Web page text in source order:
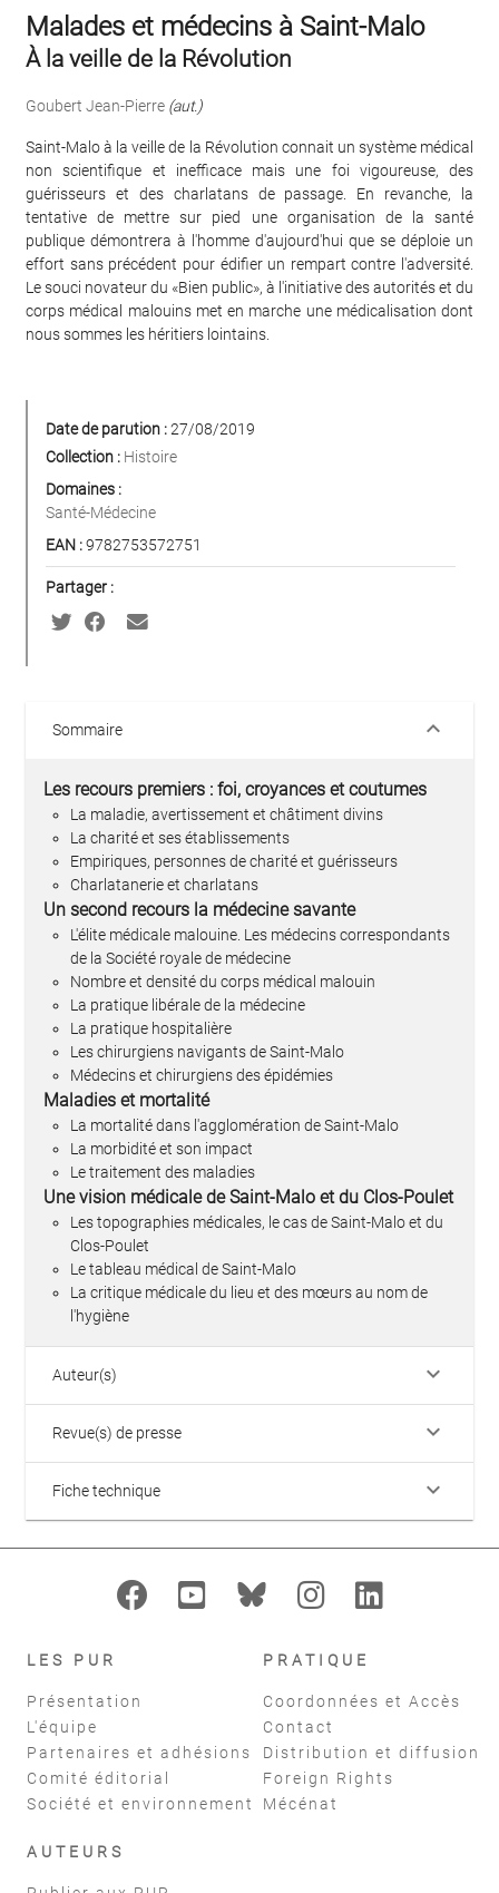
Malades et médecins à Saint-Malo
À la veille de la Révolution
Goubert Jean-Pierre (aut.)
Saint-Malo à la veille de la Révolution connait un système médical
non scientifique et inefficace mais une foi vigoureuse, des
guérisseurs et des charlatans de passage. En revanche, la
tentative de mettre sur pied une organisation de la santé
publique démontrera à l'homme d'aujourd'hui que se déploie un
effort sans précédent pour édifier un rempart contre l'adversité.
Le souci novateur du «Bien public», à l'initiative des autorités et du
corps médical malouins met en marche une médicalisation dont
nous sommes les héritiers lointains.
Date de parution :27/08/2019
Collection : Histoire
Domaines :
Santé-Médecine
EAN :9782753572751
Partager :
Sommaire keyboard_arrow_down
Les recours premiers : foi, croyances et coutumes
La maladie, avertissement et châtiment divins
La charité et ses établissements
Empiriques, personnes de charité et guérisseurs
Charlatanerie et charlatans
Un second recours la médecine savante
L'élite médicale malouine. Les médecins correspondants
de la Société royale de médecine
Nombre et densité du corps médical malouin
La pratique libérale de la médecine
La pratique hospitalière
Les chirurgiens navigants de Saint-Malo
Médecins et chirurgiens des épidémies
Maladies et mortalité
La mortalité dans l'agglomération de Saint-Malo
La morbidité et son impact
Le traitement des maladies
Une vision médicale de Saint-Malo et du Clos-Poulet
Les topographies médicales, le cas de Saint-Malo et du
Clos-Poulet
Le tableau médical de Saint-Malo
La critique médicale du lieu et des mœurs au nom de
l'hygiène
Auteur(s) keyboard_arrow_down
Revue(s) de presse keyboard_arrow_down
Fiche technique keyboard_arrow_down
LES PUR
Présentation
L'équipe
Partenaires et adhésions
Comité éditorial
Société et environnement
PRATIQUE
Coordonnées et Accès
Contact
Distribution et diffusion
Foreign Rights
Mécénat
AUTEURS